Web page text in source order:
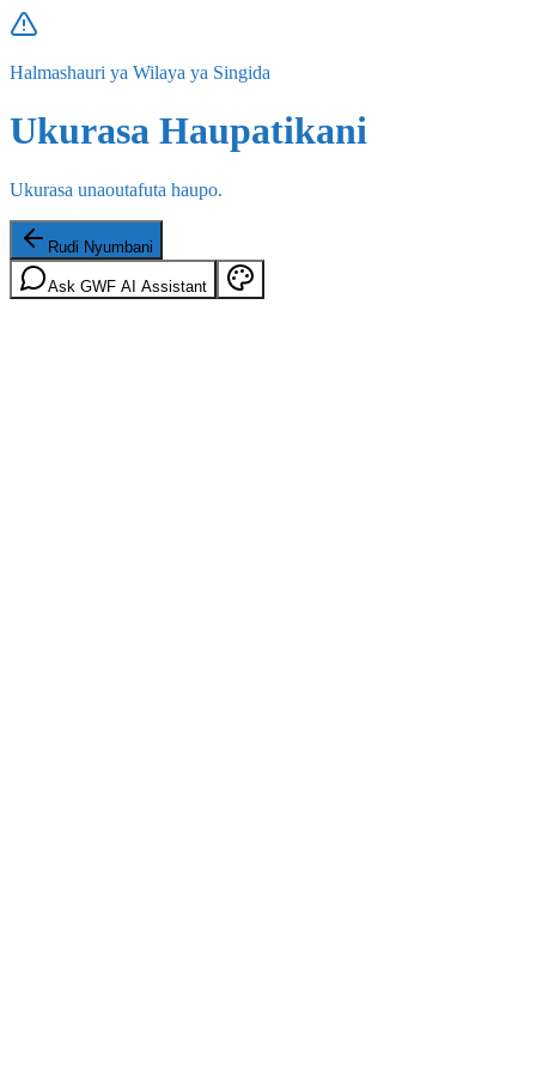
Halmashauri ya Wilaya ya Singida
Ukurasa Haupatikani
Ukurasa unaoutafuta haupo.
Rudi Nyumbani
Ask GWF AI Assistant